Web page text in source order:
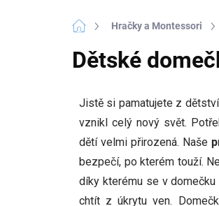
Domů Hračky a Montessori
Dětské
Jistě si pamatujete z dětství
vznikl celý nový svět.
dětí velmi přirozená. Naše
bezpečí, po kterém touží.
díky kterému se v domečku
chtít z úkrytu ven.